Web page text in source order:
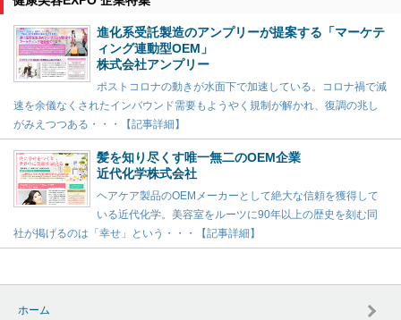
進化系受託製造のアンプリーが提案する「マーケテ
ィング連動型OEM」
株式会社アンプリー
ポストコロナの動きが水面下で加速している。コロナ禍で減
速を余儀なくされたインバウンド需要もようやく規制が解かれ、復調の兆し
がみえつつある・・・【記事詳細】
髪を知り尽くす唯一無二のOEM企業
近代化学株式会社
ヘアケア製品のOEMメーカーとして絶大な信頼を獲得して
いる近代化学。美容室をルーツに90年以上の歴史を刻む同
社が掲げるのは「幸せ」という・・・【記事詳細】
ホーム